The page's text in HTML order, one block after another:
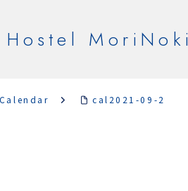
MoriNoki
cal2021-09-2